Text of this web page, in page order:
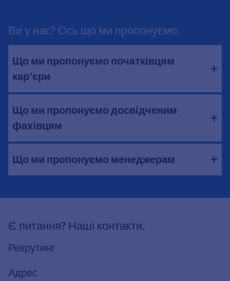
Ви у нас? Ось що ми пропонуємо.
Що ми пропонуємо початківцям
кар'єри
Що ми пропонуємо досвідченим
фахівцям
Що ми пропонуємо менеджерам
Є питання? Наші контакти.
Рекрутинг
Адрес